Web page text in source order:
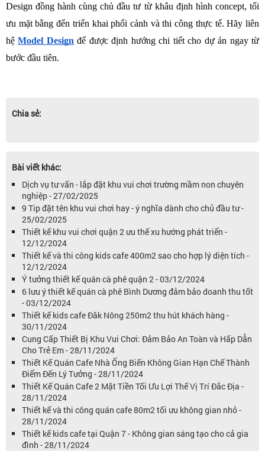
Design đồng hành cùng chủ đầu tư từ khâu định hình concept, tối
ưu mặt bằng đến triển khai phối cảnh và thi công thực tế. Hãy liên
hệ Model Design để được định hướng chi tiết cho dự án ngay từ
bước đầu tiên.
Chia sẻ:
Bài viết khác:
Dịch vụ tư vấn - lắp đặt khu vui chơi trường mầm non chuyên
nghiệp - 27/02/2025
9 Tip đặt tên khu vui chơi hay - ý nghĩa dành cho chủ đầu tư -
25/02/2025
Thiết kế khu vui chơi quận 2 ưu thế xu hướng phát triển -
12/12/2024
Thiết kế và thi công kids cafe 400m2 sao cho hợp lý diện tích -
12/12/2024
Ý tưởng thiết kế quán cà phê quận 2 - 03/12/2024
6 lưu ý thiết kế quán cà phê Bình Dương đảm bảo doanh thu tốt
- 03/12/2024
Thiết kế kids cafe Đăk Nông 250m2 thu hút khách hàng -
30/11/2024
Cung Cấp Thiết Bị Khu Vui Chơi: Đảm Bảo An Toàn và Hấp Dẫn
Cho Trẻ Em - 28/11/2024
Thiết Kế Quán Cafe Nhà Ống Biến Không Gian Hạn Chế Thành
Điểm Đến Lý Tưởng - 28/11/2024
Thiết Kế Quán Cafe 2 Mặt Tiền Tối Ưu Lợi Thế Vị Trí Đắc Địa -
28/11/2024
Thiết kế và thi công quán cafe 80m2 tối ưu không gian nhỏ -
28/11/2024
Thiết kế kids cafe tại Quận 7 - Không gian sáng tạo cho cả gia
đình - 28/11/2024